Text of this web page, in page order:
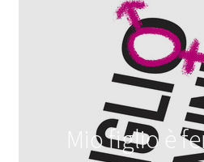
Mio figlio è